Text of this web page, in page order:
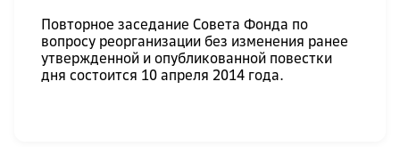
Повторное заседание Совета Фонда по
вопросу реорганизации без изменения ранее
утвержденной и опубликованной повестки
дня состоится 10 апреля 2014 года.